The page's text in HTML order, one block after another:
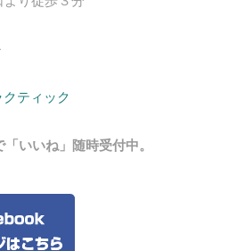
ティック
いいね」随時受付中。